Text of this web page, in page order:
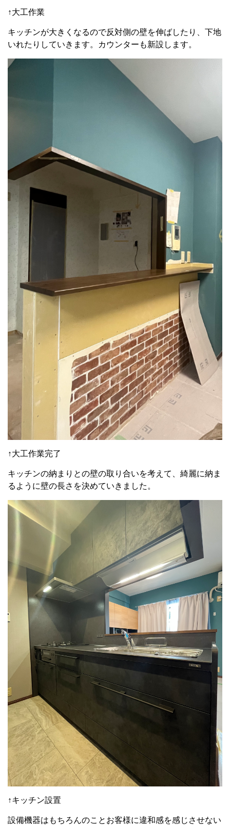
↑大工作業
キッチンが大きくなるので反対側の壁を伸ばしたり、下地
いれたりしていきます。カウンターも新設します。
↑大工作業完了
キッチンの納まりとの壁の取り合いを考えて、綺麗に納ま
るように壁の長さを決めていきました。
↑キッチン設置
設備機器はもちろんのことお客様に違和感を感じさせない